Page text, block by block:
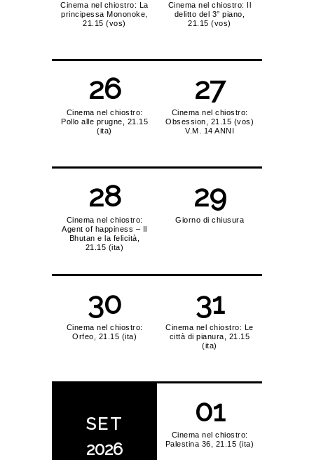
Cinema nel chiostro: La
principessa Mononoke,
21.15 (vos)
Cinema nel chiostro: Il
delitto del 3° piano,
21.15 (vos)
26
Cinema nel chiostro:
Pollo alle prugne, 21.15
(ita)
27
Cinema nel chiostro:
Obsession, 21.15 (vos)
V.M. 14 ANNI
28
Cinema nel chiostro:
Agent of happiness – Il
Bhutan e la felicità,
21.15 (ita)
29
Giorno di chiusura
30
Cinema nel chiostro:
Orfeo, 21.15 (ita)
31
Cinema nel chiostro: Le
città di pianura, 21.15
(ita)
SET
2026
01
Cinema nel chiostro:
Palestina 36, 21.15 (ita)